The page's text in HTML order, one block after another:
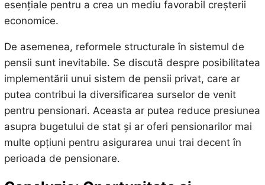
esențiale pentru a crea un mediu favorabil creșterii
economice.
De asemenea, reformele structurale în sistemul de
pensii sunt inevitabile. Se discută despre posibilitatea
implementării unui sistem de pensii privat, care ar
putea contribui la diversificarea surselor de venit
pentru pensionari. Aceasta ar putea reduce presiunea
asupra bugetului de stat și ar oferi pensionarilor mai
multe opțiuni pentru asigurarea unui trai decent în
perioada de pensionare.